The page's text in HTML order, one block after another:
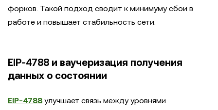
форков. Такой подход сводит к минимуму сбои в
работе и повышает стабильность сети.
EIP-4788 и ваучеризация получения
данных о состоянии
EIP-4788 улучшает связь между уровнями